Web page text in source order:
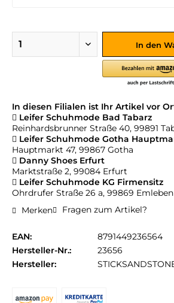
In den
In diesen Filialen ist Ihr Artikel vor
Leifer Schuhmode Bad Tabarz
Reinhardsbrunner Straße 40, 99891
Leifer Schuhmode Gotha
Hauptmarkt 47, 99867 Gotha
Danny Shoes Erfurt
Marktstraße 2, 99084 Erfurt
Leifer Schuhmode KG Firmensitz
Ohrdrufer Straße 26 a, 99869 Emleben
Merken
Fragen zum Artikel?
EAN:
8791449236564
Hersteller-Nr.:
23656
Hersteller: